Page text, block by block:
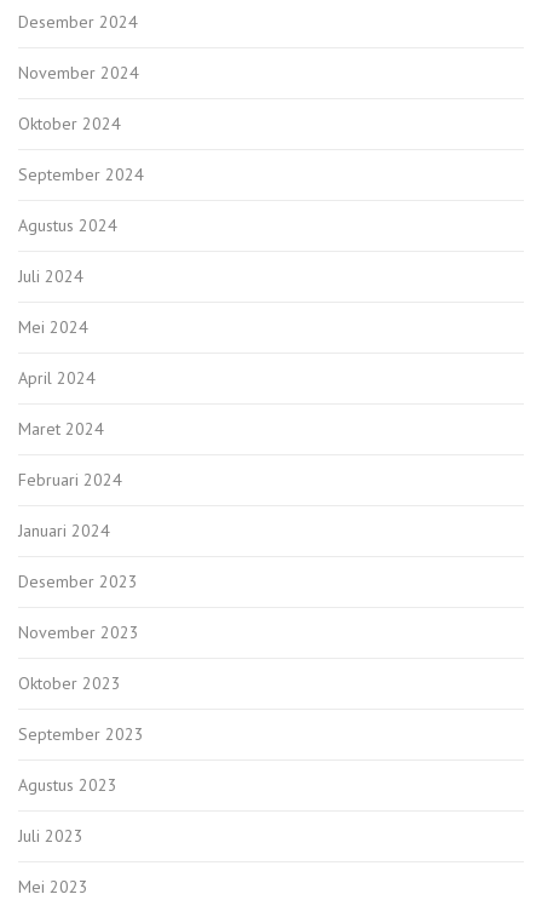
Desember 2024
November 2024
Oktober 2024
September 2024
Agustus 2024
Juli 2024
Mei 2024
April 2024
Maret 2024
Februari 2024
Januari 2024
Desember 2023
November 2023
Oktober 2023
September 2023
Agustus 2023
Juli 2023
Mei 2023